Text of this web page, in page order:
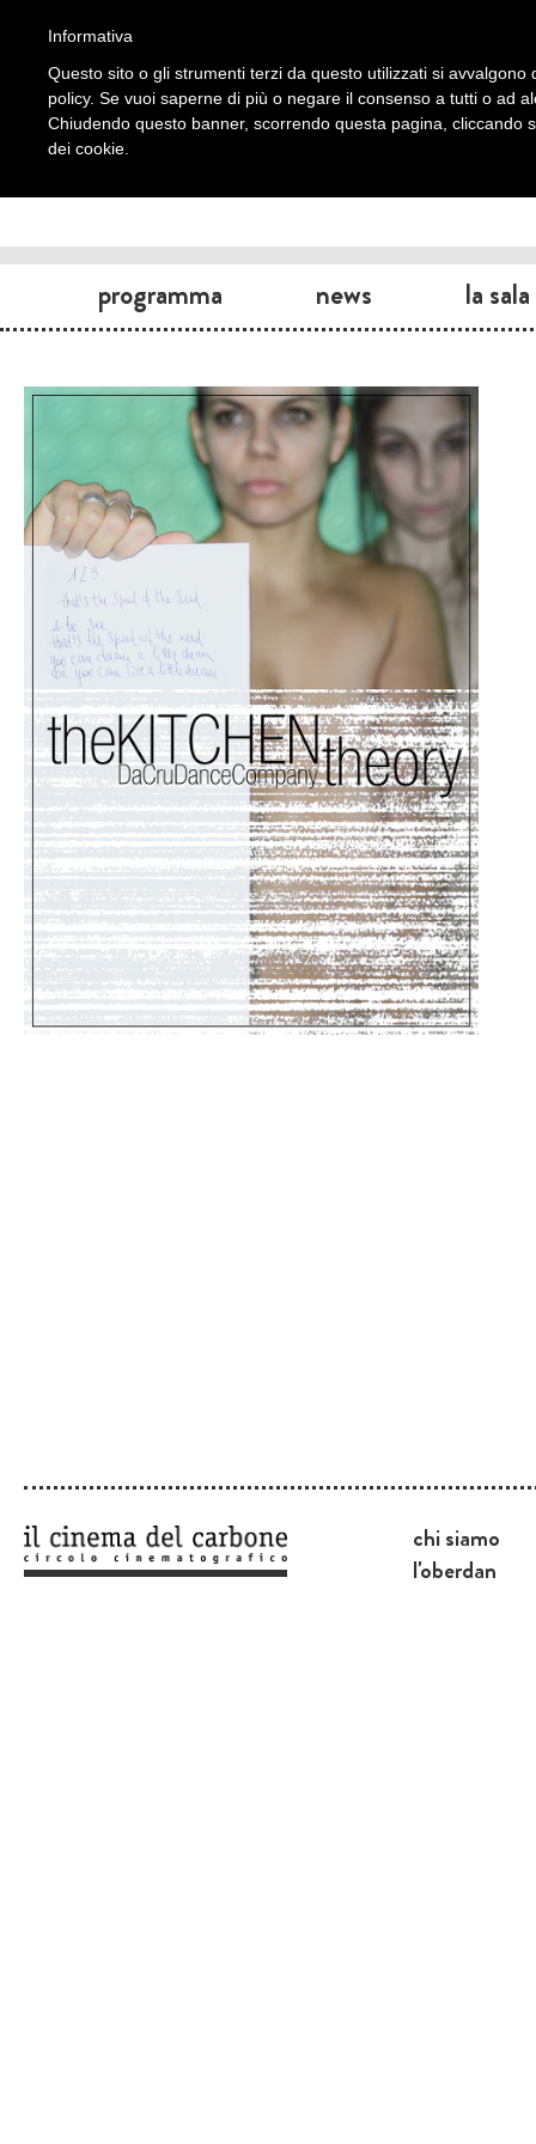
programma news la sala
chi siamo
l'oberdan
Informativa
Questo sito o gli strumenti terzi da questo utilizzati si
policy. Se vuoi saperne di più o negare il consenso a tutti o ad
Chiudendo questo banner, scorrendo questa pagina, cliccando
dei cookie.